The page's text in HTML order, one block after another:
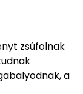
zsúfolnak
a